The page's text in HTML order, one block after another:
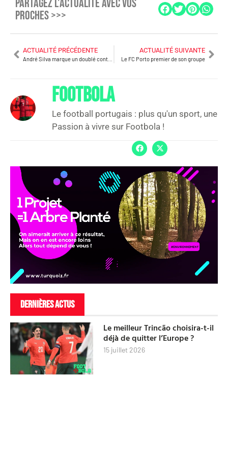
PARTAGEZ L'ACTUALITÉ AVEC VOS
PROCHES >>>
ACTUALITÉ PRÉCÉDENTE ACTUALITÉ SUIVANTE
Le FC Porto premier de son groupe
FOOTBOLA
Le football portugais : plus qu'un sport, une
Passion à vivre sur Footbola !
DERNIÈRES ACTUS
Le meilleur Trincão choisira-t-il
déjà de quitter l’Europe ?
15 juillet 2026